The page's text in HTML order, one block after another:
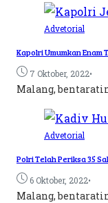
Advetorial
Kapolri Umumkan
7 Oktober, 2022•
Malang,
Advetorial
Polri Telah Periksa 35
6 Oktober, 2022•
Malang,